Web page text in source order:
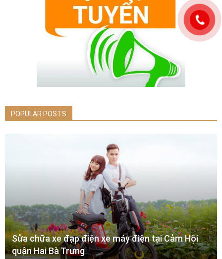
POPULAR POSTS
Sửa chữa xe đạp điện xe máy điện tại Cảm Hội
quận Hai Bà Trưng